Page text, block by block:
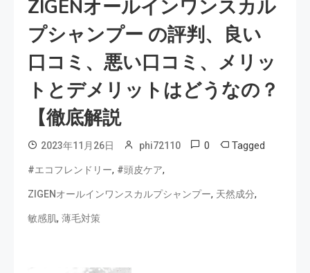
ZIGENオールインワンスカル
プシャンプー の評判、良い
口コミ、悪い口コミ、メリッ
トとデメリットはどうなの？
【徹底解説
2023年11月26日 phi72110 0 Tagged
#エコフレンドリー, #頭皮ケア,
ZIGENオールインワンスカルプシャンプー, 天然成分,
敏感肌, 薄毛対策